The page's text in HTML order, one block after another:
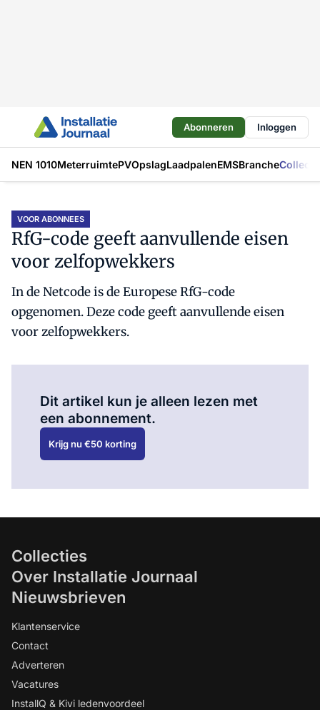
Abonneren Inloggen
NEN 1010MeterruimtePVOpslagLaadpalenEMSBranche
VOOR ABONNEES
RfG-code geeft aanvullende eisen
voor zelfopwekkers
In de Netcode is de Europese RfG-code
opgenomen. Deze code geeft aanvullende eisen
voor zelfopwekkers.
Dit artikel kun je alleen lezen met
een abonnement.
Krijg nu €50 korting
Collecties
Over Installatie Journaal
Nieuwsbrieven
Klantenservice
Contact
Adverteren
Vacatures
InstallQ & Kivi ledenvoordeel